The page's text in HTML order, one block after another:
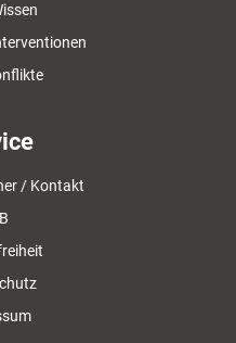
/ Kontakt